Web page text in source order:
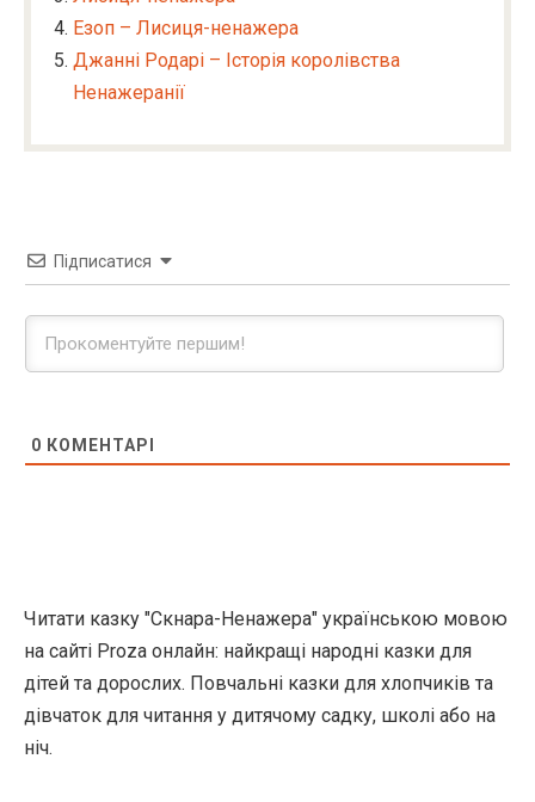
Езоп – Лисиця-ненажера
Джанні Родарі – Історія королівства
Ненажеранії
Підписатися
0 КОМЕНТАРІ
Читати казку "Скнара-Ненажера" українською мовою
на сайті Proza онлайн: найкращі народні казки для
дітей та дорослих. Повчальні казки для хлопчиків та
дівчаток для читання у дитячому садку, школі або на
ніч.